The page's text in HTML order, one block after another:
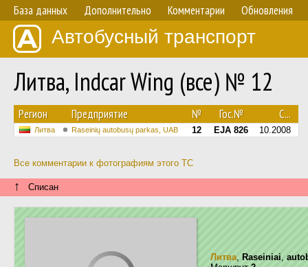
База данных Дополнительно Комментарии Обновления
Автобусный транспорт
Литва, Indcar Wing (все) № 12
Регион Предприятие № Гос.№ С...
Литва Raseinių autobusų parkas, UAB 12 EJA 826 10.2008
Все комментарии к фотографиям этого ТС
↑ Списан
Литва, Raseiniai,